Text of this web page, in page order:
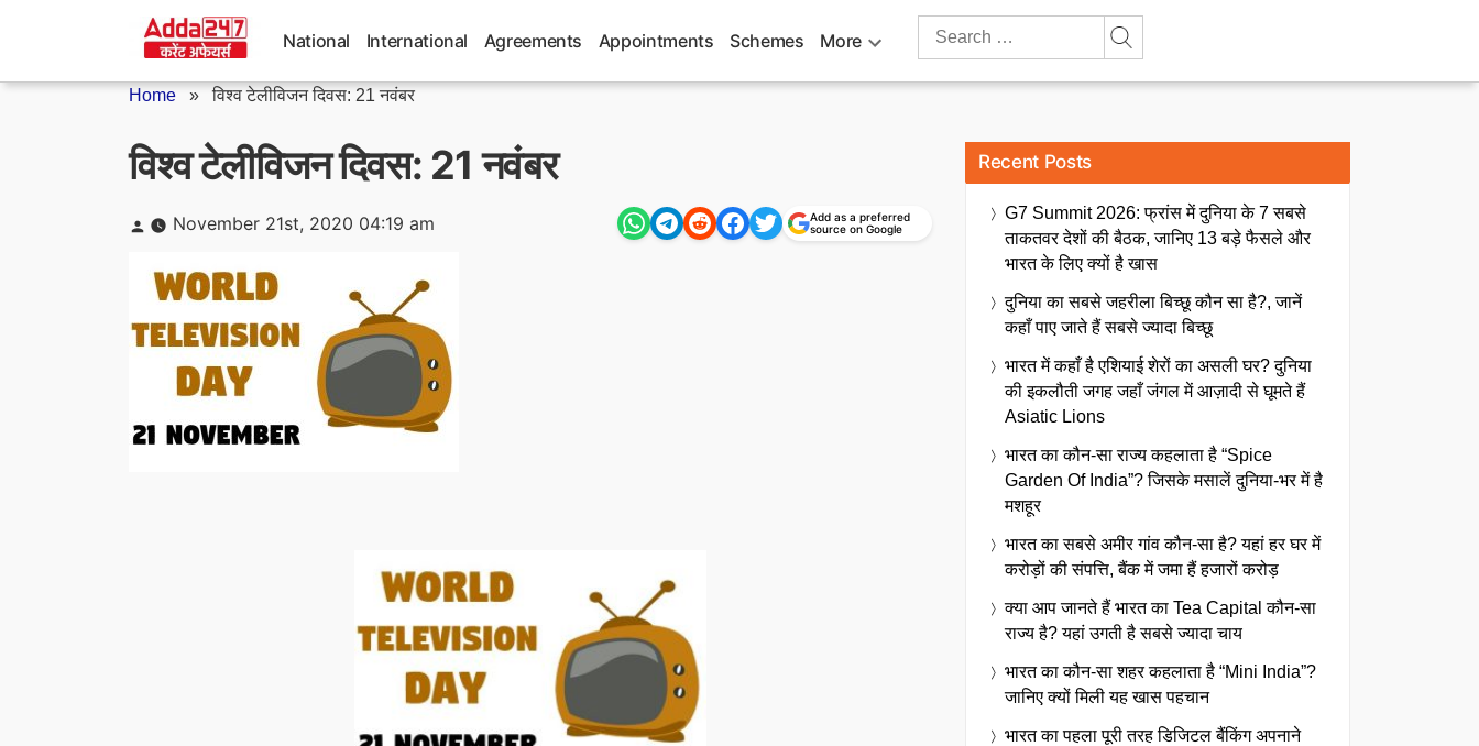
National International Agreements Appointments Schemes More
Search
Home »विश्व टेलीविजन दिवस: 21 नवंबर
विश्व टेलीविजन दिवस: 21 नवंबर
Posted
by
November 21st, 2020 04:19 am
Add as a preferred
source on Google
Recent Posts
G7 Summit 2026: फ्रांस में दुनिया के 7 सबसे
ताकतवर देशों की बैठक, जानिए 13 बड़े फैसले और
भारत के लिए क्यों है खास
दुनिया का सबसे जहरीला बिच्छू कौन सा है?, जानें
कहाँ पाए जाते हैं सबसे ज्यादा बिच्छू
भारत में कहाँ है एशियाई शेरों का असली घर? दुनिया
की इकलौती जगह जहाँ जंगल में आज़ादी से घूमते हैं
Asiatic Lions
भारत का कौन-सा राज्य कहलाता है “Spice
Garden Of India”? जिसके मसालें दुनिया-भर में है
मशहूर
भारत का सबसे अमीर गांव कौन-सा है? यहां हर घर में
करोड़ों की संपत्ति, बैंक में जमा हैं हजारों करोड़
क्या आप जानते हैं भारत का Tea Capital कौन-सा
राज्य है? यहां उगती है सबसे ज्यादा चाय
भारत का कौन-सा शहर कहलाता है “Mini India”?
जानिए क्यों मिली यह खास पहचान
भारत का पहला पूरी तरह डिजिटल बैंकिंग अपनाने